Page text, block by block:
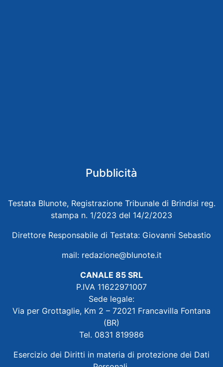
Pubblicità
Testata Blunote, Registrazione Tribunale di Brindisi reg.
stampa n. 1/2023 del 14/2/2023
Direttore Responsabile di Testata: Giovanni Sebastio
mail: redazione@blunote.it
CANALE 85 SRL
P.IVA 11622971007
Sede legale:
Via per Grottaglie, Km 2 – 72021 Francavilla Fontana
(BR)
Tel. 0831 819986
Esercizio dei Diritti in materia di protezione dei Dati